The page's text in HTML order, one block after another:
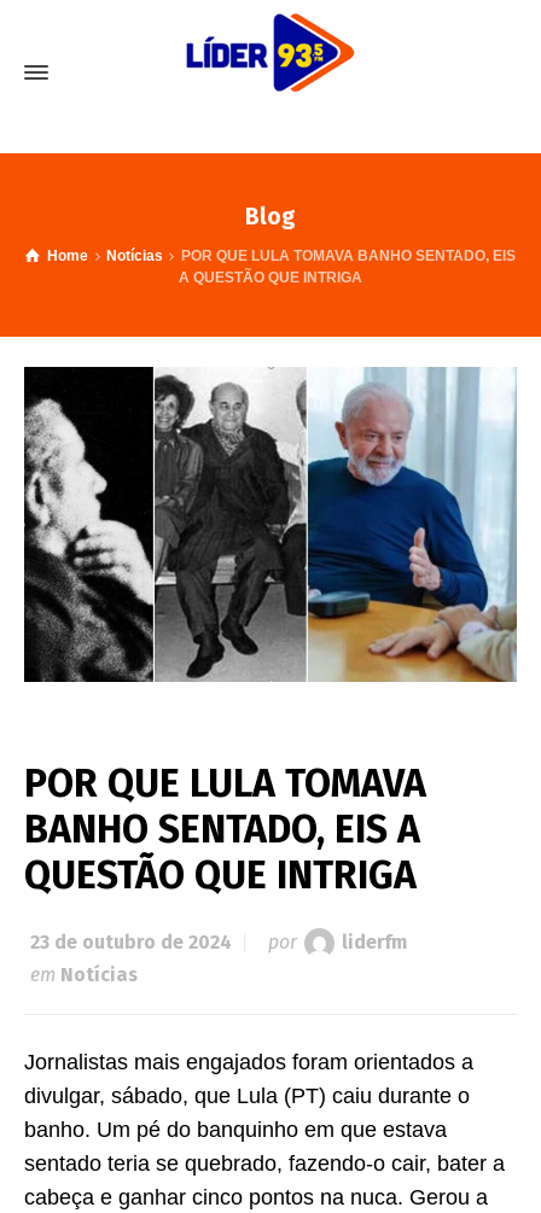
Blog
Home Notícias
POR QUE LULA TOMAVA BANHO SENTADO, EIS
A QUESTÃO QUE INTRIGA
POR QUE LULA TOMAVA
BANHO SENTADO, EIS A
QUESTÃO QUE INTRIGA
23 de outubro de 2024 por
liderfm
em Notícias
Jornalistas mais engajados foram orientados a
divulgar, sábado, que Lula (PT) caiu durante o
banho. Um pé do banquinho em que estava
sentado teria se quebrado, fazendo-o cair, bater a
cabeça e ganhar cinco pontos na nuca. Gerou a